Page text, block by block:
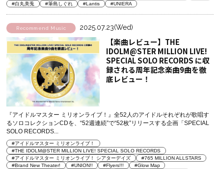
#白丸美兎
#筆島しぐれ #Lantis #UNIERA
Recommend Music 2025.07.23(Wed)
【楽曲レビュー】THE
IDOLM@STER MILLION LIVE!
SPECIAL SOLO RECORDS に収
録される周年記念楽曲9曲を徹
底レビュー！
『アイドルマスター ミリオンライブ！』全52人のアイドルそれぞれが歌唱す
るソロコレクションCDを、“52週連続”で“52枚”リリースする企画「SPECIAL
SOLO RECORDS...
#アイドルマスター ミリオンライブ！
#THE IDOLM@STER MILLION LIVE! SPECIAL SOLO RECORDS
#アイドルマスター ミリオンライブ！ シアターデイズ
#765 MILLION ALLSTARS
#Brand New Theater!
#UNION!! #Flyers!!!
#Glow Map